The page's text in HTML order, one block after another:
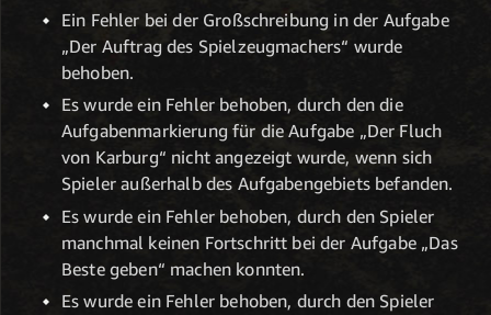
Ein Fehler bei der Großschreibung in der Aufgabe
„Der Auftrag des Spielzeugmachers“ wurde
behoben.
Es wurde ein Fehler behoben, durch den die
Aufgabenmarkierung für die Aufgabe „Der Fluch
von Karburg“ nicht angezeigt wurde, wenn sich
Spieler außerhalb des Aufgabengebiets befanden.
Es wurde ein Fehler behoben, durch den Spieler
manchmal keinen Fortschritt bei der Aufgabe „Das
Beste geben“ machen konnten.
Es wurde ein Fehler behoben, durch den Spieler